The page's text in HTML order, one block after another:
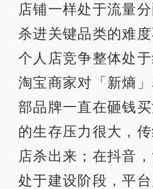
店铺一样处于流量
杀进关键品类的难
个人店竞争整体处
淘宝商家对「新熵
部品牌一直在砸钱
的生存压力很大，
店杀出来；在抖音
处于建设阶段，平